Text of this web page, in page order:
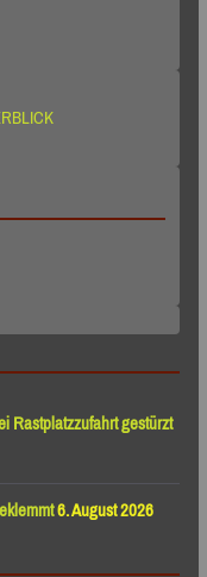
Rastplatzzufahrt gestürzt
6. August 2026